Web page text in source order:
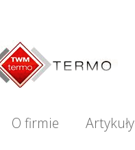
O firmie Artykuły